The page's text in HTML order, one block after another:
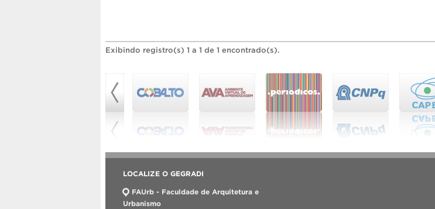
Exibindo registro(s) 1 a 1 de 1 encontrado(s).
LOCALIZE O GEGRADI
FAUrb - Faculdade de Arquitetura e
Urbanismo